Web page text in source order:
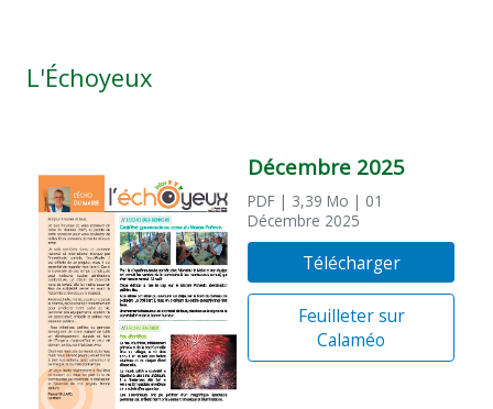
L'Échoyeux
Décembre 2025
PDF | 3,39 Mo | 01
Décembre 2025
Télécharger
Feuilleter sur
Calaméo